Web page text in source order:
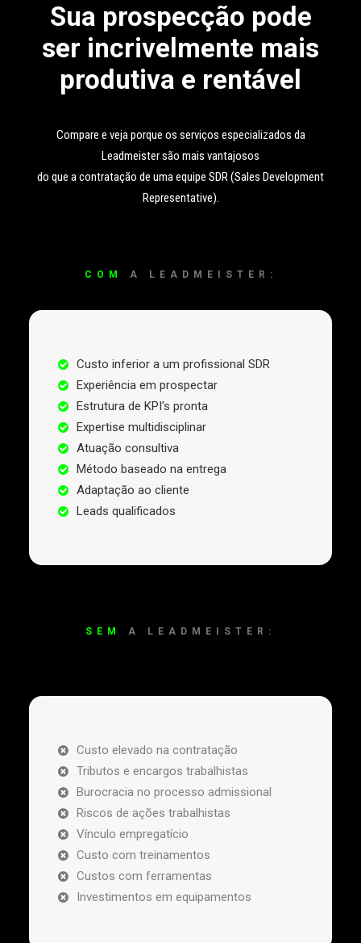
Sua prospecção pode
ser incrivelmente mais
produtiva e rentável
Compare e veja porque os serviços especializados da
Leadmeister são mais vantajosos
do que a contratação de uma equipe SDR (Sales Development
Representative).
COM A LEADMEISTER:
Custo inferior a um profissional SDR
Experiência em prospectar
Estrutura de KPI's pronta
Expertise multidisciplinar
Atuação consultiva
Método baseado na entrega
Adaptação ao cliente
Leads qualificados
SEM A LEADMEISTER:
Custo elevado na contratação
Tributos e encargos trabalhistas
Burocracia no processo admissional
Riscos de ações trabalhistas
Vínculo empregatício
Custo com treinamentos
Custos com ferramentas
Investimentos em equipamentos